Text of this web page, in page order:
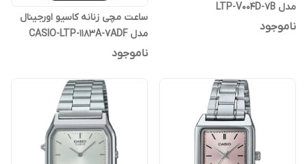
مدل LTP-V004D-7B
ناموجود
ساعت مچی زنانه کاسیو اورجینال
مدل CASIO-LTP-1183A-7ADF
ناموجود